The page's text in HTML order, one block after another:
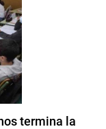
termina la